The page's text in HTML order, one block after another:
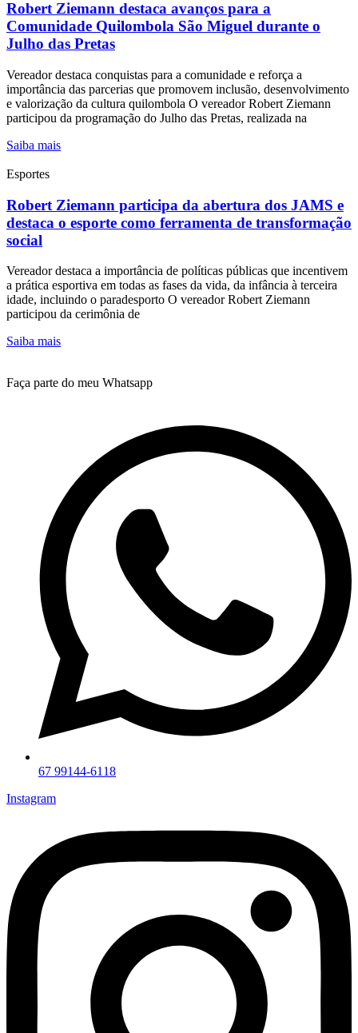
Robert Ziemann destaca avanços para a
Comunidade Quilombola São Miguel durante o
Julho das Pretas
Vereador destaca conquistas para a comunidade e reforça a
importância das parcerias que promovem inclusão, desenvolvimento
e valorização da cultura quilombola O vereador Robert Ziemann
participou da programação do Julho das Pretas, realizada na
Saiba mais
Esportes
Robert Ziemann participa da abertura dos JAMS e
destaca o esporte como ferramenta de transformação
social
Vereador destaca a importância de políticas públicas que incentivem
a prática esportiva em todas as fases da vida, da infância à terceira
idade, incluindo o paradesporto O vereador Robert Ziemann
participou da cerimônia de
Saiba mais
Faça parte do meu Whatsapp
67 99144-6118
Instagram